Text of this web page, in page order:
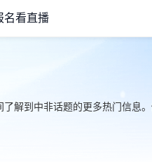
名看直播
解到中非话题的更多热门信息。